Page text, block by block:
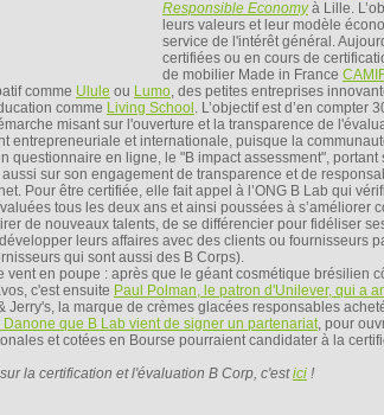
Responsible Economyà Lille.
leurs valeurs et leur modèle
service de l'intérêt général.
certifiées ou en cours de
de mobilier Made in France CAMIF
comme Ulule ou Lumo, des petites entreprises
comme Living School . L’objectif est d’en compter
misant sur l'ouverture et la transparence de
entrepreneuriale et internationale, puisque la
questionnaire en ligne, le "B impact assessment",
aussi sur son engagement de transparence et de
Pour être certifiée, elle fait appel à l’ONG B Lab qui
tous les deux ans et ainsi poussées à s’améliorer
de nouveaux talents, de se différencier pour fidéliser
leurs affaires avec des clients ou fournisseurs
qui sont aussi des B Corps).
vent en poupe : après que le géant cosmétique brésilien
c'est ensuite Paul Polman, le patron d'Unilever, qui a
Jerry's, la marque de crèmes glacées responsables
que B Lab vient de signer un partenariat, pour
et cotées en Bourse pourraient candidater à la
la certification et l'évaluation B Corp, c'estici !